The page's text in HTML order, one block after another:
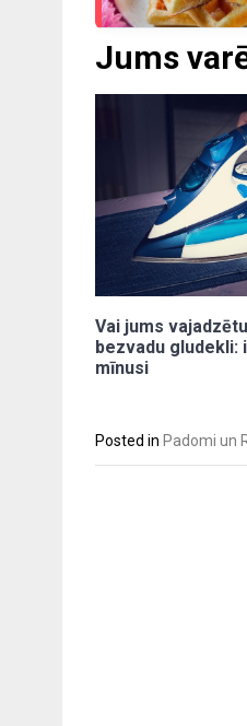
Jums
Vai jums
bezvadu gludekli:
mīnusi
Posted in Padomi un